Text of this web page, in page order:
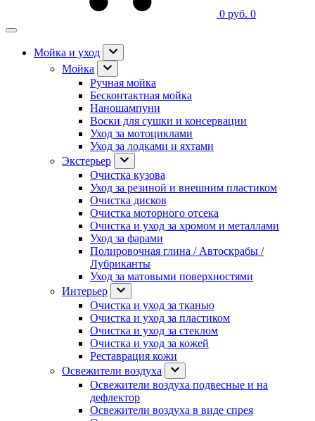
0 руб. 0
Мойка и уход
Мойка
Ручная мойка
Бесконтактная мойка
Наношампуни
Воски для сушки и консервации
Уход за мотоциклами
Уход за лодками и яхтами
Экстерьер
Очистка кузова
Уход за резиной и внешним пластиком
Очистка дисков
Очистка моторного отсека
Очистка и уход за хромом и металлами
Уход за фарами
Полировочная глина / Автоскрабы /
Лубриканты
Уход за матовыми поверхностями
Интерьер
Очистка и уход за тканью
Очистка и уход за пластиком
Очистка и уход за стеклом
Очистка и уход за кожей
Реставрация кожи
Освежители воздуха
Освежители воздуха подвесные и на
дефлектор
Освежители воздуха в виде спрея